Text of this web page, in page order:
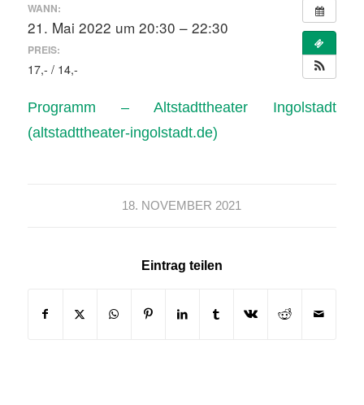
WANN:
21. Mai 2022 um 20:30 – 22:30
PREIS:
17,- / 14,-
Programm – Altstadttheater Ingolstadt
(altstadttheater-ingolstadt.de)
18. NOVEMBER 2021
Eintrag teilen